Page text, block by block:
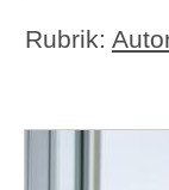
Rubrik: